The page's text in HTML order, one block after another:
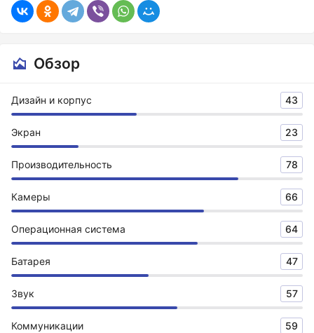
Обзор
Дизайн и корпус 43
Экран 23
Производительность 78
Камеры 66
Операционная система 64
Батарея 47
Звук 57
Коммуникации 59